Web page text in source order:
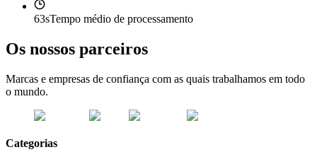
63sTempo médio de processamento
Os nossos parceiros
Marcas e empresas de confiança com as quais trabalhamos em todo
o mundo.
Categorias